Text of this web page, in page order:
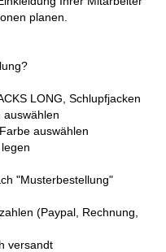
planen.
LONG, Schlupfjacken
auswählen
auswählen
"Musterbestellung"
(Paypal, Rechnung,
versandt